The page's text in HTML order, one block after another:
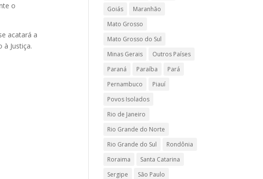
o
acatará a
Justiça.
Goiás
Maranhão
Mato Grosso
Mato Grosso do Sul
Minas Gerais
Outros Países
Paraná
Paraíba
Pará
Pernambuco
Piauí
Povos Isolados
Rio de Janeiro
Rio Grande do Norte
Rio Grande do Sul
Rondônia
Roraima
Santa Catarina
Sergipe
São Paulo